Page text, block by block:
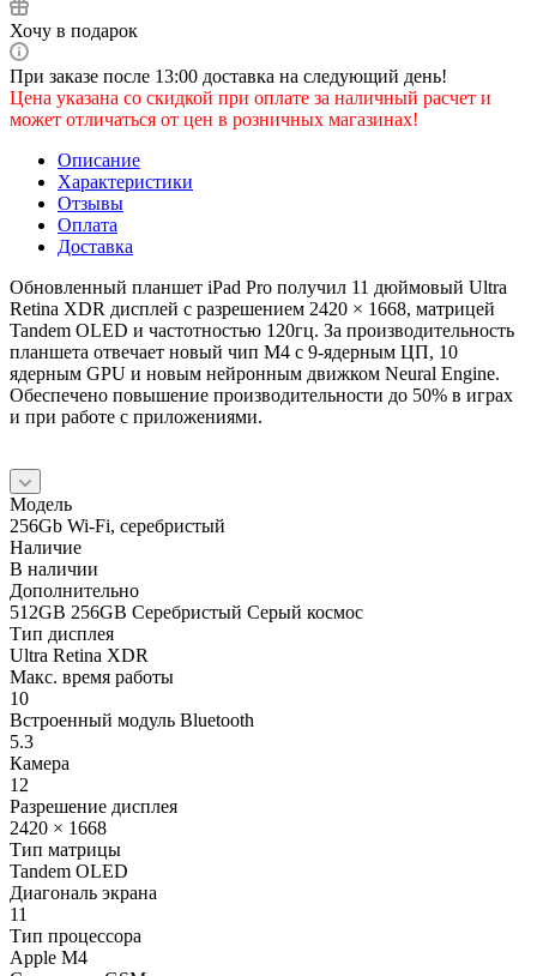
Хочу в подарок
При заказе после 13:00 доставка на следующий день!
Цена указана со скидкой при оплате за наличный расчет и
может отличаться от цен в розничных магазинах!
Описание
Характеристики
Отзывы
Оплата
Доставка
Обновленный планшет iPad Pro получил 11 дюймовый Ultra
Retina XDR дисплей с разрешением 2420 × 1668, матрицей
Tandem OLED и частотностью 120гц. За производительность
планшета отвечает новый чип M4 с 9-ядерным ЦП, 10
ядерным GPU и новым нейронным движком Neural Engine.
Обеспечено повышение производительности до 50% в играх
и при работе с приложениями.
Модель
256Gb Wi‑Fi, серебристый
Наличие
В наличии
Дополнительно
512GB 256GB Серебристый Серый космос
Тип дисплея
Ultra Retina XDR
Макс. время работы
10
Встроенный модуль Bluetooth
5.3
Камера
12
Разрешение дисплея
2420 × 1668
Тип матрицы
Tandem OLED
Диагональ экрана
11
Тип процессора
Apple M4